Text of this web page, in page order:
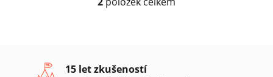
O
a
15 let zkušeností